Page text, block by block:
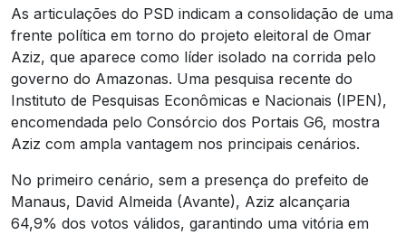
As articulações do PSD indicam a consolidação de uma
frente política em torno do projeto eleitoral de Omar
Aziz, que aparece como líder isolado na corrida pelo
governo do Amazonas. Uma pesquisa recente do
Instituto de Pesquisas Econômicas e Nacionais (IPEN),
encomendada pelo Consórcio dos Portais G6, mostra
Aziz com ampla vantagem nos principais cenários.
No primeiro cenário, sem a presença do prefeito de
Manaus, David Almeida (Avante), Aziz alcançaria
64,9% dos votos válidos, garantindo uma vitória em